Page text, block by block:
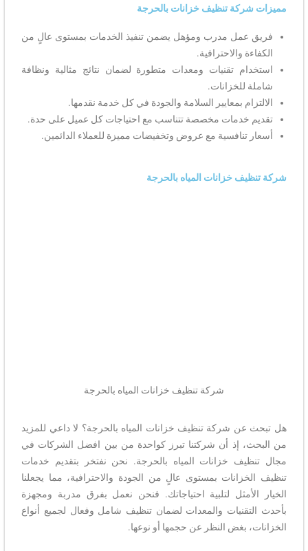
مميزات شركة تنظيف خزانات بالحرجة
فريق عمل مدرب ومؤهل يضمن تنفيذ الخدمات بمستوى عالٍ من
الكفاءة والاحترافية.
استخدام تقنيات ومعدات متطورة لضمان نتائج مثالية ونظافة
شاملة للخزانات.
الالتزام بمعايير السلامة والجودة في كل خدمة نقدمها.
تقديم خدمات مخصصة تتناسب مع احتياجات كل عميل على حدة.
أسعار تنافسية مع عروض وتخفيضات مميزة للعملاء الدائمين.
شركة تنظيف خزانات المياه بالحرجة
شركة تنظيف خزانات المياه بالحرجة
هل تبحث عن شركة تنظيف خزانات المياه بالحرجة؟ لا داعي للمزيد
من البحث، إذ أن شركتنا تبرز كواحدة من بين افضل الشركات في
مجال تنظيف خزانات المياه بالحرجة. نحن نفتخر بتقديم خدمات
تنظيف الخزانات بمستوى عالٍ من الجودة والاحترافية، مما يجعلنا
الخيار الأمثل لتلبية احتياجاتك. فنحن نعمل بفرق مدربة ومجهزة
بأحدث التقنيات والمعدات لضمان تنظيف شامل وفعال لجميع أنواع
الخزانات، بغض النظر عن حجمها أو نوعها.